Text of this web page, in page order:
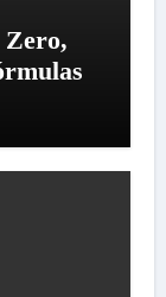
Zero,